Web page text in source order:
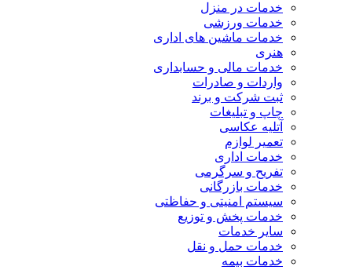
خدمات در منزل
خدمات ورزشی
خدمات ماشین های اداری
هنری
خدمات مالی و حسابداری
واردات و صادرات
ثبت شرکت و برند
چاپ و تبلیغات
آتلیه عکاسی
تعمیر لوازم
خدمات اداری
تفریح و سرگرمی
خدمات بازرگانی
سیستم امنیتی و حفاظتی
خدمات پخش و توزیع
سایر خدمات
خدمات حمل و نقل
خدمات بیمه